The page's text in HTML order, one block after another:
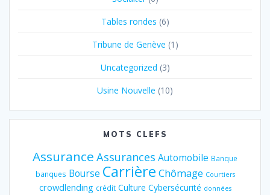
Tables rondes (6)
Tribune de Genève (1)
Uncategorized (3)
Usine Nouvelle (10)
MOTS CLEFS
Assurance Assurances Automobile Banque
banques Bourse Carrière Chômage Courtiers
crowdlending crédit Culture Cybersécurité données